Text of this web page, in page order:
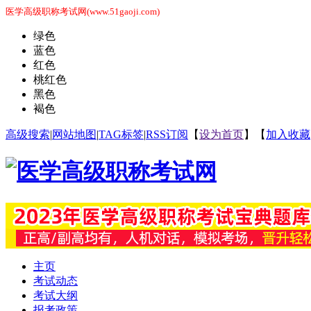
医学高级职称考试网(www.51gaoji.com)
绿色
蓝色
红色
桃红色
黑色
褐色
高级搜索|网站地图|TAG标签|RSS订阅 【设为首页】【 加入收藏
主页
考试动态
考试大纲